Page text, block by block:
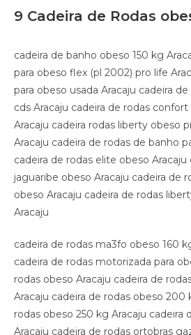
9 Cadeira de Rodas
cadeira de banho obeso 150 kg
para obeso flex (pl 2002) pro life
para obeso usada Aracaju cadeira
cds Aracaju cadeira de rodas
Aracaju cadeira rodas liberty obeso
Aracaju cadeira de rodas de banho
cadeira de rodas elite obeso Aracaju
jaguaribe obeso Aracaju cadeira de
obeso Aracaju cadeira de rodas
Aracaju
cadeira de rodas ma3fo obeso 160
cadeira de rodas motorizada para
rodas obeso Aracaju cadeira de
Aracaju cadeira de rodas obeso 200
rodas obeso 250 kg Aracaju cadeira
Aracaju cadeira de rodas ortobras